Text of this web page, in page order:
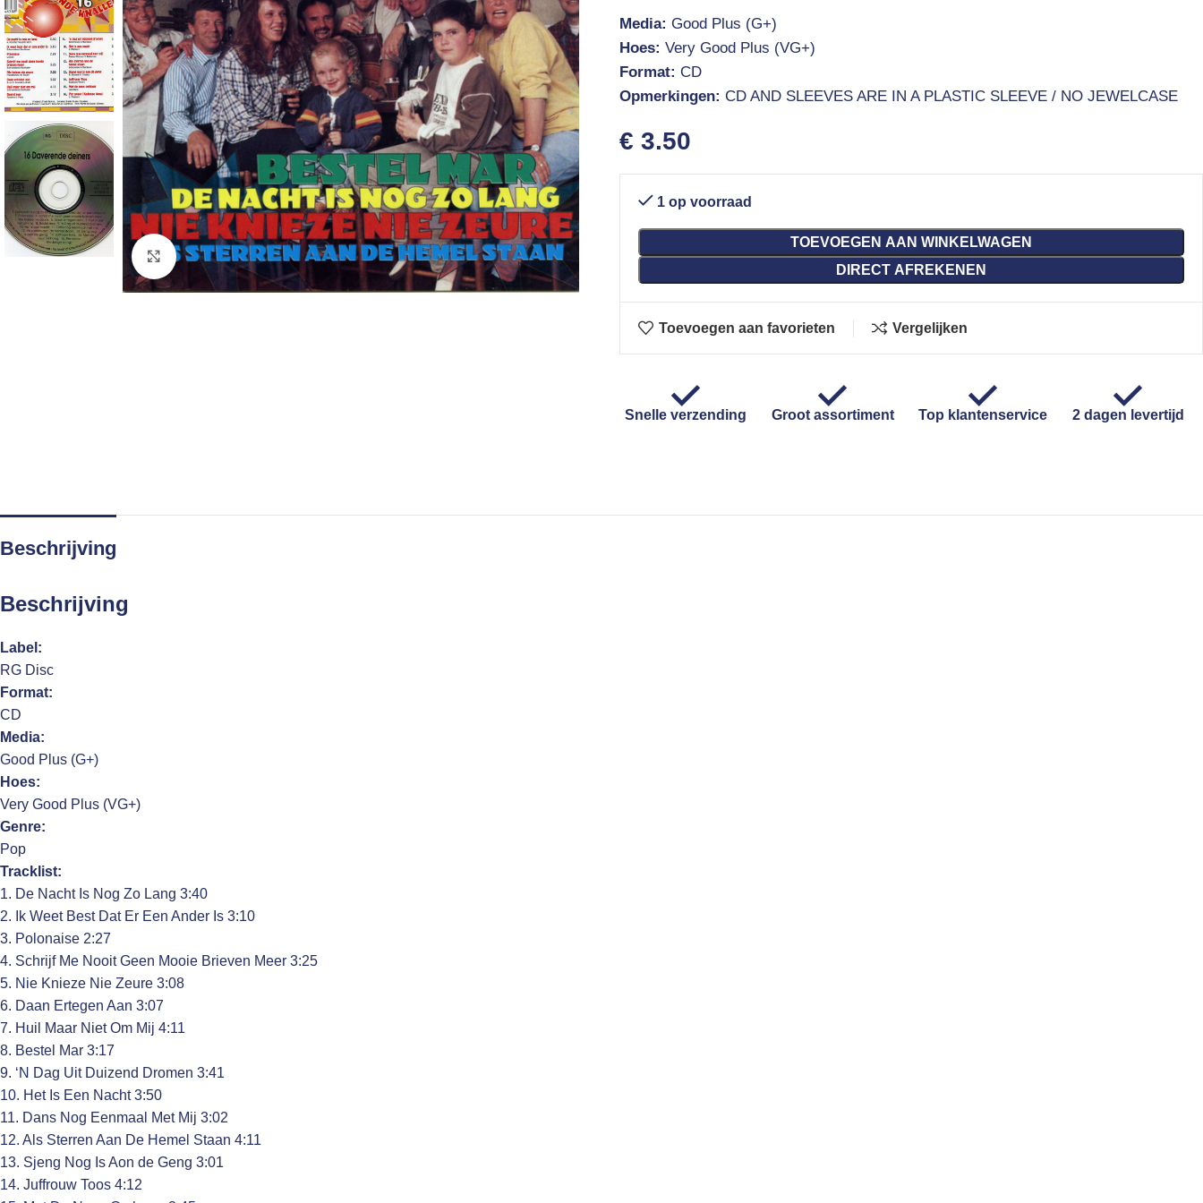
Click to enlarge
Media: Good Plus (G+)
Hoes: Very Good Plus (VG+)
Format: CD
Opmerkingen: CD AND SLEEVES ARE IN A PLASTIC SLEEVE / NO JEWELCASE
€ 3.50
1 op voorraad
TOEVOEGEN AAN WINKELWAGEN
DIRECT AFREKENEN
Toevoegen aan favorieten Vergelijken
Snelle verzending Groot assortiment Top klantenservice 2 dagen levertijd
Beschrijving
Beschrijving
Label:
RG Disc
Format:
CD
Media:
Good Plus (G+)
Hoes:
Very Good Plus (VG+)
Genre:
Pop
Tracklist:
1. De Nacht Is Nog Zo Lang 3:40
2. Ik Weet Best Dat Er Een Ander Is 3:10
3. Polonaise 2:27
4. Schrijf Me Nooit Geen Mooie Brieven Meer 3:25
5. Nie Knieze Nie Zeure 3:08
6. Daan Ertegen Aan 3:07
7. Huil Maar Niet Om Mij 4:11
8. Bestel Mar 3:17
9. ‘N Dag Uit Duizend Dromen 3:41
10. Het Is Een Nacht 3:50
11. Dans Nog Eenmaal Met Mij 3:02
12. Als Sterren Aan De Hemel Staan 4:11
13. Sjeng Nog Is Aon de Geng 3:01
14. Juffrouw Toos 4:12